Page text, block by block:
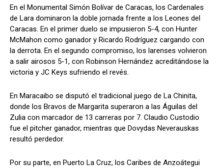
En el Monumental Simón Bolívar de Caracas, los Cardenales
de Lara dominaron la doble jornada frente a los Leones del
Caracas. En el primer duelo se impusieron 5-4, con Hunter
McMahon como ganador y Ricardo Rodríguez cargando con
la derrota. En el segundo compromiso, los larenses volvieron
a salir airosos 5-1, con Robinson Hernández acreditándose la
victoria y JC Keys sufriendo el revés.
En Maracaibo se disputó el tradicional juego de La Chinita,
donde los Bravos de Margarita superaron a las Águilas del
Zulia con marcador de 13 carreras por 7. Claudio Custodio
fue el pitcher ganador, mientras que Dovydas Neverauskas
resultó perdedor.
Por su parte, en Puerto La Cruz, los Caribes de Anzoátegui